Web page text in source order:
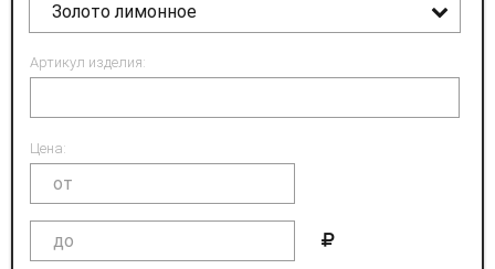
Золото лимонное
Артикул изделия:
Цена: